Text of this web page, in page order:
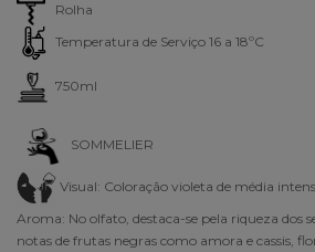
Rolha
Temperatura de Serviço 16 a 18ºC
750ml
SOMMELIER
Visual: Coloração violeta de média
Aroma: No olfato, destaca-se pela riqueza dos
notas de frutas negras como amora e cassis,